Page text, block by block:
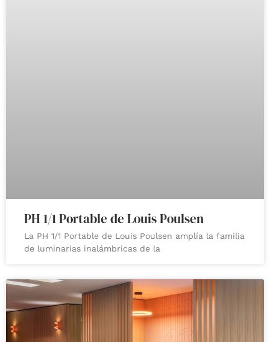
PH 1/1 Portable de Louis Poulsen
La PH 1/1 Portable de Louis Poulsen amplía la familia
de luminarias inalámbricas de la